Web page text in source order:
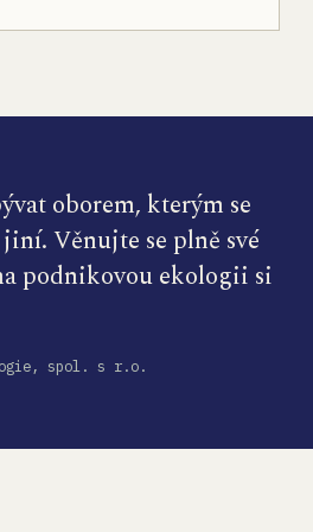
oborem, kterým se
Věnujte se plně své
podnikovou ekologii si
spol. s r.o.